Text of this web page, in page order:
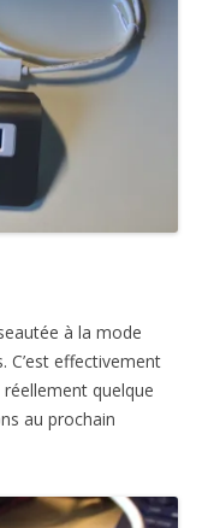
à la mode
C’est effectivement
quelque
au prochain